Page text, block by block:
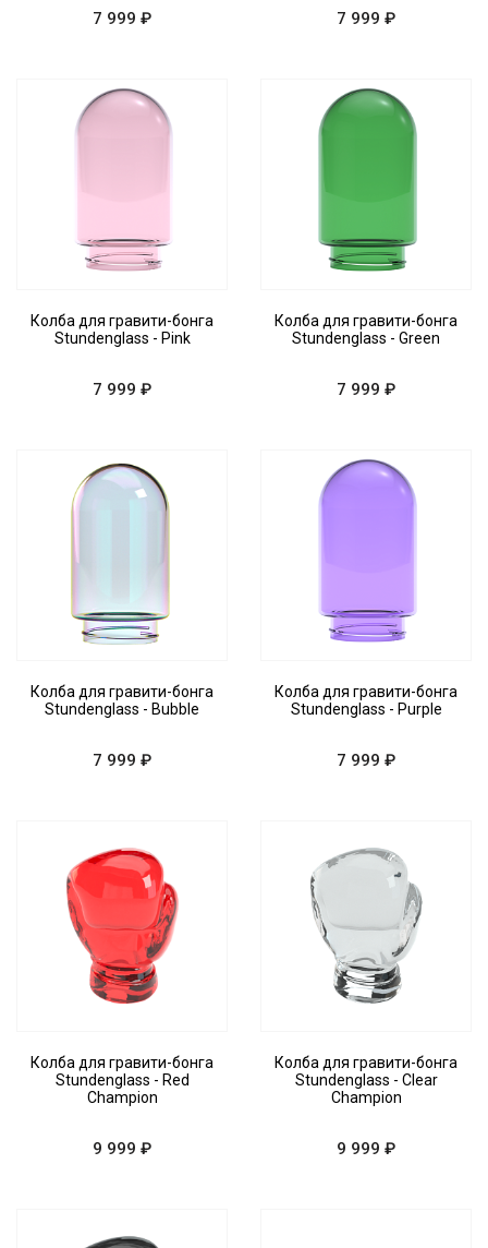
7 999 ₽ 7 999 ₽
Колба для гравити-бонга
Stundenglass - Pink
7 999 ₽
Колба для гравити-бонга
Stundenglass - Green
7 999 ₽
Колба для гравити-бонга
Stundenglass - Bubble
7 999 ₽
Колба для гравити-бонга
Stundenglass - Purple
7 999 ₽
Колба для гравити-бонга
Stundenglass - Red
Champion
9 999 ₽
Колба для гравити-бонга
Stundenglass - Clear
Champion
9 999 ₽